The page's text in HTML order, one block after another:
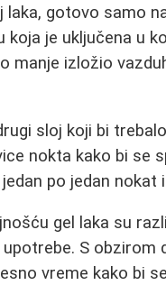
gotovo samo
je uključena u
manje izložio
sloj koji bi
nokta kako bi se
po jedan nokat
gel laka su
S obzirom
vreme kako bi